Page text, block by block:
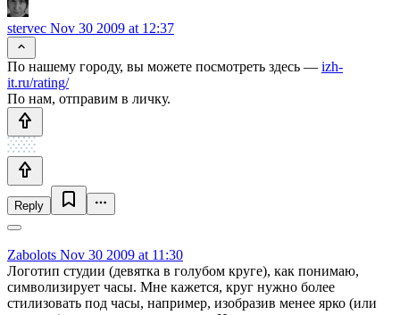
stervec Nov 30 2009 at 12:37
По нашему городу, вы можете посмотреть здесь — izh-
it.ru/rating/
По нам, отправим в личку.
Reply
Zabolots Nov 30 2009 at 11:30
Логотип студии (девятка в голубом круге), как понимаю,
символизирует часы. Мне кажется, круг нужно более
стилизовать под часы, например, изобразив менее ярко (или